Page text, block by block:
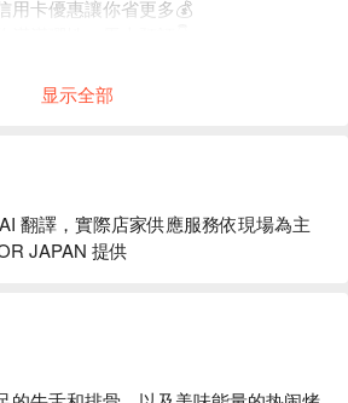
用卡優惠讓你省更多💰
显示全部
翻譯，實際店家供應服務依現場為主
JAPAN 提供